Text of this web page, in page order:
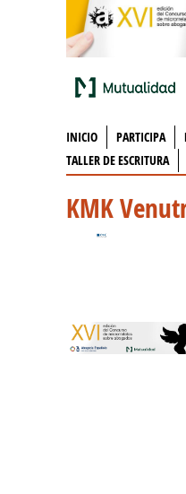
INICIO PARTICIPA
TALLER DE ESCRITURA
KMK